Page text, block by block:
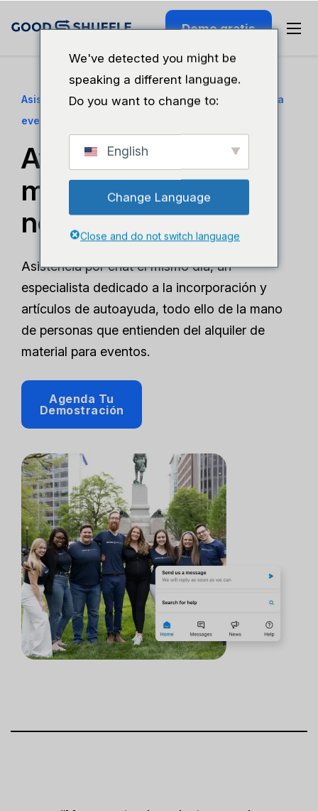
Demo gratis
Asistencia técnica para el software de alquiler para
eventos
Ayuda de verdad, el
mismo día que la
necesitas.
Asistencia por chat el mismo día, un
especialista dedicado a la incorporación y
artículos de autoayuda, todo ello de la mano
de personas que entienden del alquiler de
material para eventos.
Agenda Tu
Demostración
We've detected you might be
speaking a different language.
Do you want to change to:
English
Change Language
Close and do not switch language